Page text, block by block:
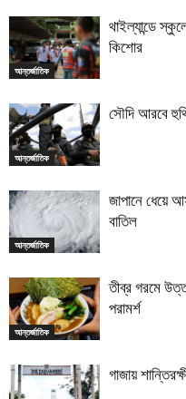
আন্তর্জাতিক
থাইল্যান্ডে
কিশোর
আন্তর্জাতিক
সৌদি আরবে
আন্তর্জাতিক
জাপানে ধেয়ে
বাতিল
আন্তর্জাতিক
তীব্র গরমে
পরামর্শ
গাজায়